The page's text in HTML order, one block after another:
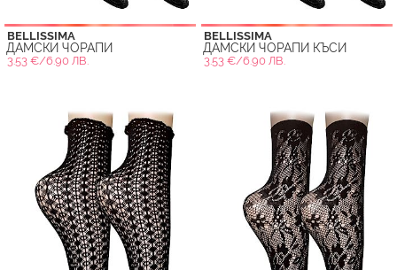
BELLISSIMA
ДАМСКИ ЧОРАПИ
3.53 €/6.90 ЛВ.
BELLISSIMA
ДАМСКИ ЧОРАПИ КЪСИ
3.53 €/6.90 ЛВ.